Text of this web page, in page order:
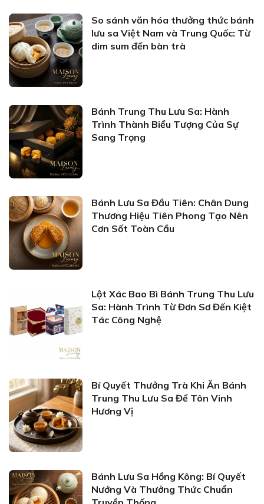
So sánh văn hóa thưởng thức bánh
lưu sa Việt Nam và Trung Quốc: Từ
dim sum đến bàn trà
Bánh Trung Thu Lưu Sa: Hành
Trình Thành Biểu Tượng Của Sự
Sang Trọng
Bánh Lưu Sa Đầu Tiên: Chân Dung
Thương Hiệu Tiên Phong Tạo Nên
Cơn Sốt Toàn Cầu
Lột Xác Bao Bì Bánh Trung Thu Lưu
Sa: Hành Trình Từ Đơn Sơ Đến Kiệt
Tác Công Nghệ
Bí Quyết Thưởng Trà Khi Ăn Bánh
Trung Thu Lưu Sa Để Tôn Vinh
Hương Vị
Bánh Lưu Sa Hồng Kông: Bí Quyết
Nướng Và Thưởng Thức Chuẩn